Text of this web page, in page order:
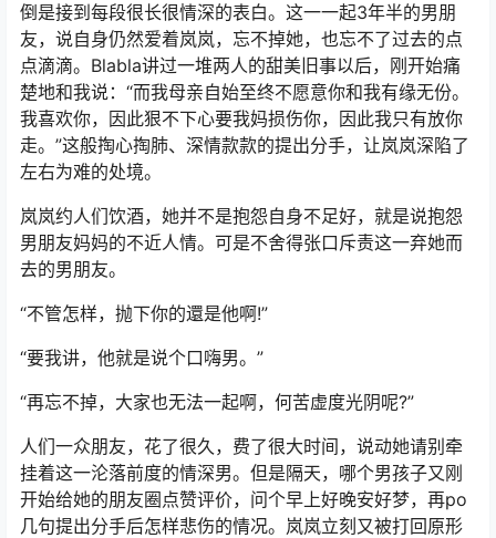
倒是接到每段很长很情深的表白。这一一起3年半的男朋
友，说自身仍然爱着岚岚，忘不掉她，也忘不了过去的点
点滴滴。Blabla讲过一堆两人的甜美旧事以后，刚开始痛
楚地和我说：“而我母亲自始至终不愿意你和我有缘无份。
我喜欢你，因此狠不下心要我妈损伤你，因此我只有放你
走。”这般掏心掏肺、深情款款的提出分手，让岚岚深陷了
左右为难的处境。
岚岚约人们饮酒，她并不是抱怨自身不足好，就是说抱怨
男朋友妈妈的不近人情。可是不舍得张口斥责这一弃她而
去的男朋友。
“不管怎样，抛下你的還是他啊!”
“要我讲，他就是说个口嗨男。”
“再忘不掉，大家也无法一起啊，何苦虚度光阴呢?”
人们一众朋友，花了很久，费了很大时间，说动她请别牵
挂着这一沦落前度的情深男。但是隔天，哪个男孩子又刚
开始给她的朋友圈点赞评价，问个早上好晚安好梦，再po
几句提出分手后怎样悲伤的情况。岚岚立刻又被打回原形